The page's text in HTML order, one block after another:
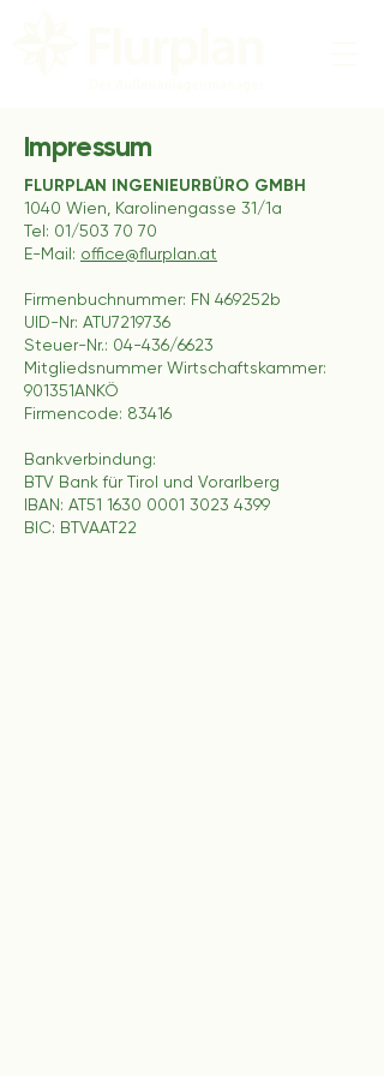
Impressum
FLURPLAN INGENIEURBÜRO GMBH
1040 Wien, Karolinengasse 31/1a
Tel: 01/503 70 70
E-Mail: office@flurplan.at
Firmenbuchnummer: FN 469252b
UID-Nr: ATU7219736
Steuer-Nr.: 04-436/6623
Mitgliedsnummer Wirtschaftskammer:
901351ANKÖ
Firmencode: 83416
Bankverbindung:
BTV Bank für Tirol und Vorarlberg
IBAN: AT51 1630 0001 3023 4399
BIC: BTVAAT22